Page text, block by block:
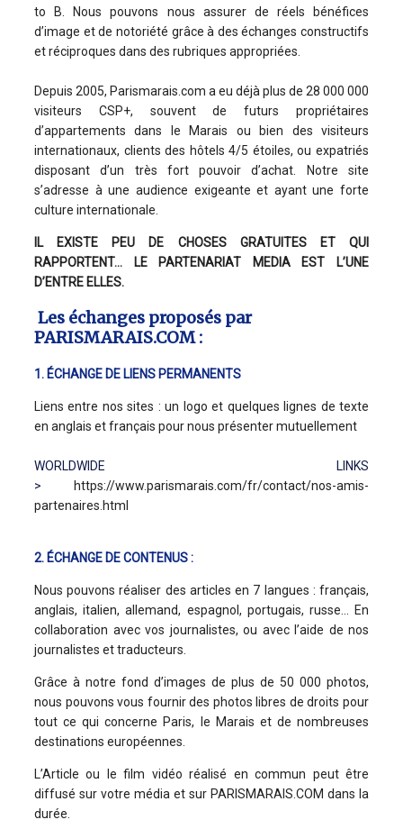
to B. Nous pouvons nous assurer de réels bénéfices
d’image et de notoriété grâce à des échanges constructifs
et réciproques dans des rubriques appropriées.
Depuis 2005, Parismarais.com a eu déjà plus de 28 000 000
visiteurs CSP+, souvent de futurs propriétaires
d’appartements dans le Marais ou bien des visiteurs
internationaux, clients des hôtels 4/5 étoiles, ou expatriés
disposant d’un très fort pouvoir d’achat. Notre site
s’adresse à une audience exigeante et ayant une forte
culture internationale.
IL EXISTE PEU DE CHOSES GRATUITES ET QUI
RAPPORTENT… LE PARTENARIAT MEDIA EST L’UNE
D’ENTRE ELLES.
Les échanges proposés par
PARISMARAIS.COM :
1. ÉCHANGE DE LIENS PERMANENTS
Liens entre nos sites : un logo et quelques lignes de texte
en anglais et français pour nous présenter mutuellement
WORLDWIDE LINKS
> https://www.parismarais.com/fr/contact/nos-amis-
partenaires.html
2. ÉCHANGE DE CONTENUS :
Nous pouvons réaliser des articles en 7 langues : français,
anglais, italien, allemand, espagnol, portugais, russe… En
collaboration avec vos journalistes, ou avec l’aide de nos
journalistes et traducteurs.
Grâce à notre fond d’images de plus de 50 000 photos,
nous pouvons vous fournir des photos libres de droits pour
tout ce qui concerne Paris, le Marais et de nombreuses
destinations européennes.
L’Article ou le film vidéo réalisé en commun peut être
diffusé sur votre média et sur PARISMARAIS.COM dans la
durée.